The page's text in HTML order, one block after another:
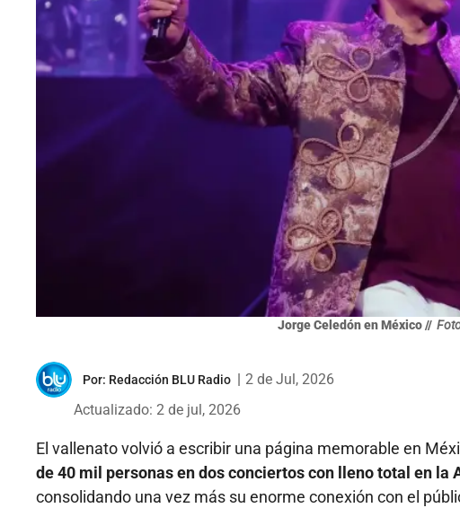
Jorge Celedón en México //
Por: Redacción BLU Radio
2 de Jul, 2026
Actualizado: 2 de jul, 2026
El vallenato volvió a escribir una página memorable en
de 40 mil personas en dos conciertos con lleno total en la
consolidando una vez más su enorme conexión con el